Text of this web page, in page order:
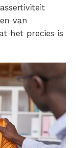
van
het precies is